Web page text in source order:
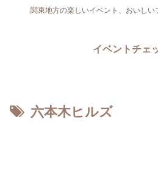
関東地方の楽しいイベント、おいし
イベントチェ
六本木ヒルズ